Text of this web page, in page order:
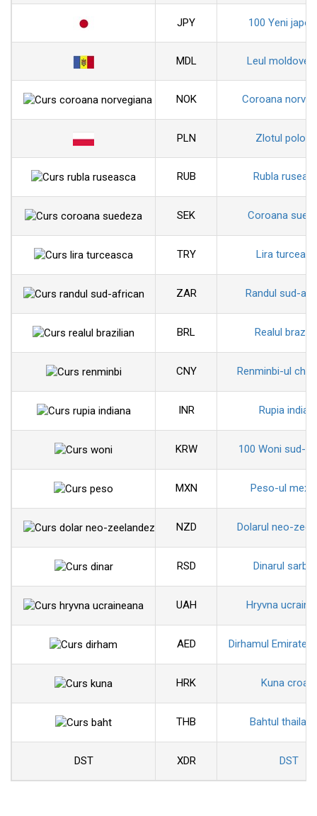
JPY 100 Yeni
MDL Leul
NOK Coroana
PLN Zlotul
RUB Rubla
SEK Coroana
TRY Lira
ZAR Randul sud-
BRL Realul
CNY Renminbi-ul
INR Rupia
KRW 100 Woni sud-
MXN Peso-ul
NZD Dolarul neo-
RSD Dinarul
UAH Hryvna
AED Dirhamul
HRK Kuna croata
THB Bahtul
DST XDR DST